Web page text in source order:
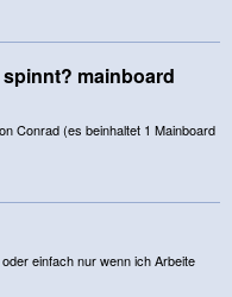
mainboard
Conrad (es beinhaltet 1 Mainboard
einfach nur wenn ich Arbeite